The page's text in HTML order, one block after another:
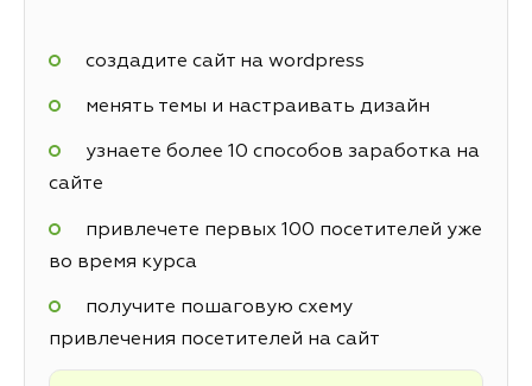
создадите сайт на wordpress
менять темы и настраивать дизайн
узнаете более 10 способов заработка на
сайте
привлечете первых 100 посетителей уже
во время курса
получите пошаговую схему
привлечения посетителей на сайт